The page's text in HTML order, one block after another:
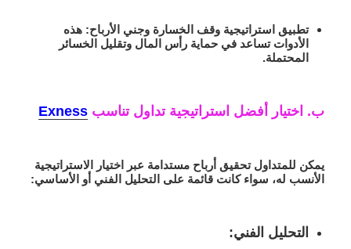
تطبيق استراتيجية وقف الخسارة وجني الأرباح: هذه
الأدوات تساعد في حماية رأس المال وتقليل الخسائر
المحتملة.
ب. اختيار أفضل استراتيجية تداول تناسبExness
يمكن للمتداول تحقيق أرباح مستدامة عبر اختيار الاستراتيجية
الأنسب له، سواء كانت قائمة على التحليل الفني أو الأساسي:
التحليل الفني: